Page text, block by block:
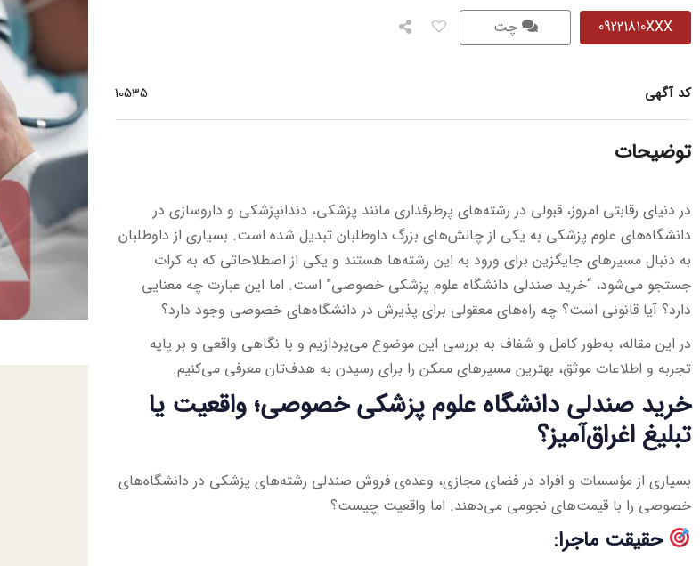
09221810XXX چت
کد آگهی 10535
توضیحات
در دنیای رقابتی امروز، قبولی در رشته‌های پرطرفداری مانند پزشکی، دندانپزشکی و داروسازی در
دانشگاه‌های علوم پزشکی به یکی از چالش‌های بزرگ داوطلبان تبدیل شده است. بسیاری از داوطلبان
به دنبال مسیرهای جایگزین برای ورود به این رشته‌ها هستند و یکی از اصطلاحاتی که به کرات
جستجو می‌شود، “خرید صندلی دانشگاه علوم پزشکی خصوصی” است. اما این عبارت چه معنایی
دارد؟ آیا قانونی است؟ چه راه‌های معقولی برای پذیرش در دانشگاه‌های خصوصی وجود دارد؟
در این مقاله، به‌طور کامل و شفاف به بررسی این موضوع می‌پردازیم و با نگاهی واقعی و بر پایه
تجربه و اطلاعات موثق، بهترین مسیرهای ممکن را برای رسیدن به هدف‌تان معرفی می‌کنیم.
خرید صندلی دانشگاه علوم پزشکی خصوصی؛ واقعیت یا
تبلیغ اغراق‌آمیز؟
بسیاری از مؤسسات و افراد در فضای مجازی، وعده‌ی فروش صندلی رشته‌های پزشکی در دانشگاه‌های
خصوصی را با قیمت‌های نجومی می‌دهند. اما واقعیت چیست؟
حقیقت ماجرا: